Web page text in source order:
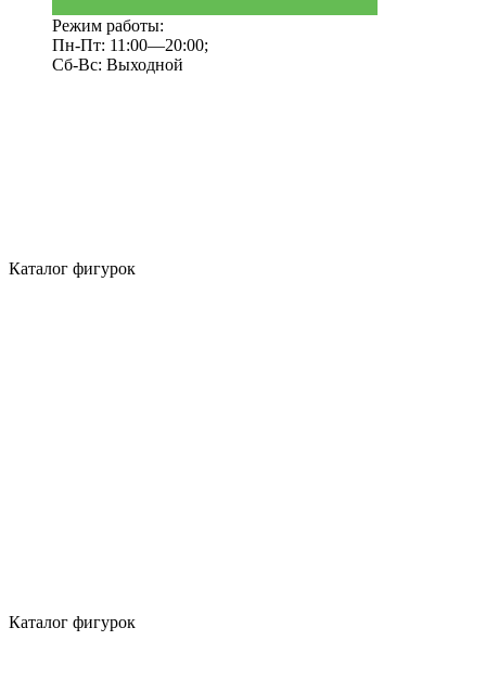
Режим работы:
Пн-Пт: 11:00—20:00;
Сб-Вс: Выходной
Каталог фигурок
Каталог фигурок